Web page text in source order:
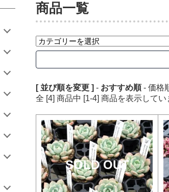
商品一覧
[ 並び順を変更 ] - おすすめ順- 価格
全 [4] 商品中 [1-4] 商品を表示してい
SOLD OUT